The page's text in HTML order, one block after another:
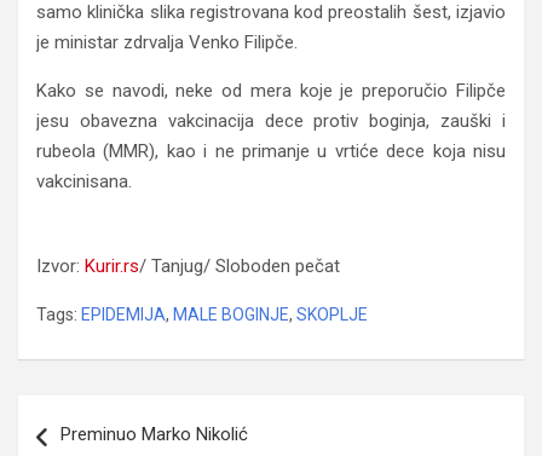
samo klinička slika registrovana kod preostalih šest, izjavio
je ministar zdrvalja Venko Filipče.
Kako se navodi, neke od mera koje je preporučio Filipče
jesu obavezna vakcinacija dece protiv boginja, zauški i
rubeola (MMR), kao i ne primanje u vrtiće dece koja nisu
vakcinisana.
Izvor: Kurir.rs/ Tanjug/ Sloboden pečat
Tags: EPIDEMIJA, MALE BOGINJE, SKOPLJE
Preminuo Marko Nikolić